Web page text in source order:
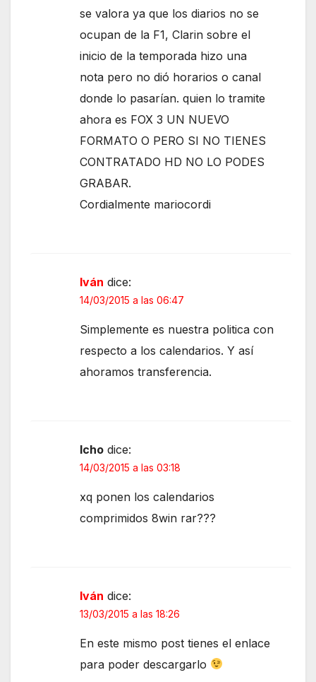
se valora ya que los diarios no se
ocupan de la F1, Clarin sobre el
inicio de la temporada hizo una
nota pero no dió horarios o canal
donde lo pasarían. quien lo tramite
ahora es FOX 3 UN NUEVO
FORMATO O PERO SI NO TIENES
CONTRATADO HD NO LO PODES
GRABAR.
Cordialmente mariocordi
Iván dice:
14/03/2015 a las 06:47
Simplemente es nuestra politica con
respecto a los calendarios. Y así
ahoramos transferencia.
Icho dice:
14/03/2015 a las 03:18
xq ponen los calendarios
comprimidos 8win rar???
Iván dice:
13/03/2015 a las 18:26
En este mismo post tienes el enlace
para poder descargarlo